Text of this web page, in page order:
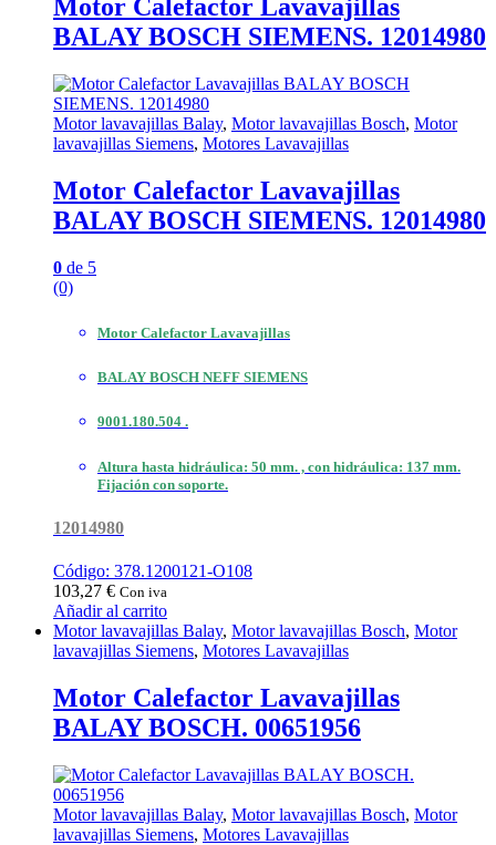
Motor Calefactor Lavavajillas
BALAY BOSCH SIEMENS. 12014980
Motor lavavajillas Balay, Motor lavavajillas Bosch, Motor
lavavajillas Siemens, Motores Lavavajillas
Motor Calefactor Lavavajillas
BALAY BOSCH SIEMENS. 12014980
0 de 5
(0)
Motor Calefactor Lavavajillas
BALAY BOSCH NEFF SIEMENS
9001.180.504 .
Altura hasta hidráulica: 50 mm. , con hidráulica: 137 mm.
Fijación con soporte.
12014980
Código: 378.1200121-O108
103,27 € Con iva
Añadir al carrito
Motor lavavajillas Balay, Motor lavavajillas Bosch, Motor
lavavajillas Siemens, Motores Lavavajillas
Motor Calefactor Lavavajillas
BALAY BOSCH. 00651956
Motor lavavajillas Balay, Motor lavavajillas Bosch, Motor
lavavajillas Siemens, Motores Lavavajillas